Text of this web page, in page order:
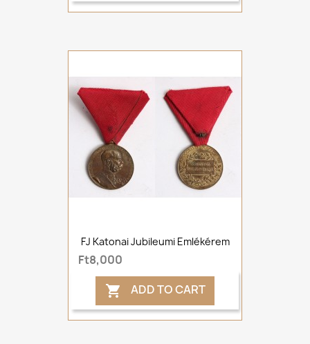
FJ Katonai Jubileumi Emlékérem
Ft8,000
 ADD TO CART